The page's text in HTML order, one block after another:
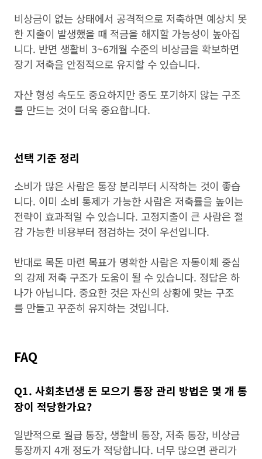
비상금이 없는 상태에서 공격적으로 저축하면 예상치 못
한 지출이 발생했을 때 적금을 해지할 가능성이 높아집
니다. 반면 생활비 3~6개월 수준의 비상금을 확보하면
장기 저축을 안정적으로 유지할 수 있습니다.
자산 형성 속도도 중요하지만 중도 포기하지 않는 구조
를 만드는 것이 더욱 중요합니다.
선택 기준 정리
소비가 많은 사람은 통장 분리부터 시작하는 것이 좋습
니다. 이미 소비 통제가 가능한 사람은 저축률을 높이는
전략이 효과적일 수 있습니다. 고정지출이 큰 사람은 절
감 가능한 비용부터 점검하는 것이 우선입니다.
반대로 목돈 마련 목표가 명확한 사람은 자동이체 중심
의 강제 저축 구조가 도움이 될 수 있습니다. 정답은 하
나가 아닙니다. 중요한 것은 자신의 상황에 맞는 구조
를 만들고 꾸준히 유지하는 것입니다.
FAQ
Q1. 사회초년생 돈 모으기 통장 관리 방법은 몇 개 통
장이 적당한가요?
일반적으로 월급 통장, 생활비 통장, 저축 통장, 비상금
통장까지 4개 정도가 적당합니다. 너무 많으면 관리가